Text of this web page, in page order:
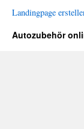
Landingpage
Autozubehör